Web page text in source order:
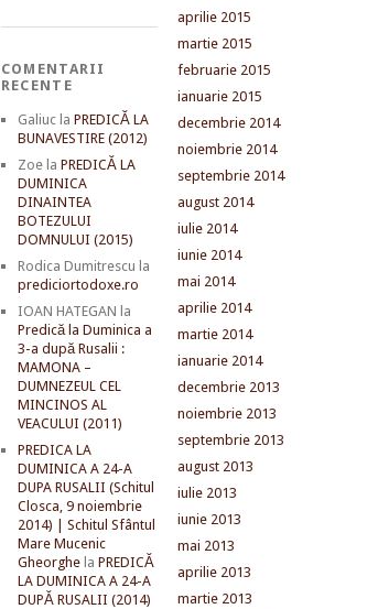
COMENTARII
RECENTE
Galiucla PREDICĂ LA
BUNAVESTIRE (2012)
Zoela PREDICĂ LA
DUMINICA
DINAINTEA
BOTEZULUI
DOMNULUI (2015)
Rodica Dumitrescu la
prediciortodoxe.ro
IOAN HATEGAN la
Predică la Duminica a
3-a după Rusalii :
MAMONA –
DUMNEZEUL CEL
MINCINOS AL
VEACULUI (2011)
PREDICA LA
DUMINICA A 24-A
DUPA RUSALII (Schitul
Closca, 9 noiembrie
2014) | Schitul Sfântul
Mare Mucenic
Gheorghela PREDICĂ
LA DUMINICA A 24-A
DUPĂ RUSALII (2014)
aprilie 2015
martie 2015
februarie 2015
ianuarie 2015
decembrie 2014
noiembrie 2014
septembrie 2014
august 2014
iulie 2014
iunie 2014
mai 2014
aprilie 2014
martie 2014
ianuarie 2014
decembrie 2013
noiembrie 2013
septembrie 2013
august 2013
iulie 2013
iunie 2013
mai 2013
aprilie 2013
martie 2013